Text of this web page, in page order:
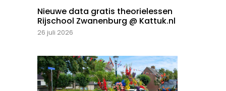
Nieuwe data gratis theorielessen
Rijschool Zwanenburg @ Kattuk.nl
26 juli 2026